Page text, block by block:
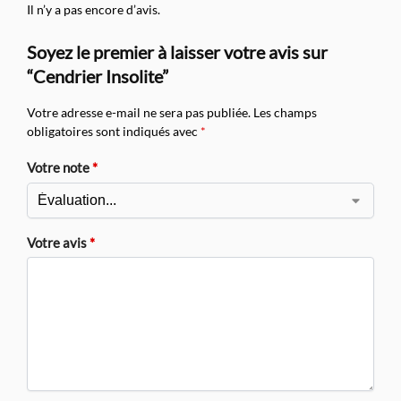
Il n’y a pas encore d’avis.
Soyez le premier à laisser votre avis sur
“Cendrier Insolite”
Votre adresse e-mail ne sera pas publiée. Les champs
obligatoires sont indiqués avec *
Votre note*
Votre avis*